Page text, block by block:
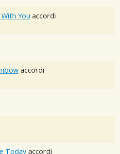
You accordi
accordi
Today accordi